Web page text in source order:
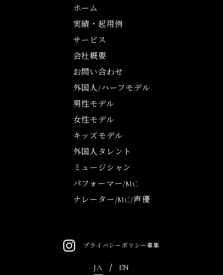
ホーム
実績・起用例
サービス
会社概要
お問い合わせ
外国人/ハーフモデル
男性モデル
女性モデル
キッズモデル
外国人タレント
ミュージシャン
パフォーマー/MC
ナレーター/MC/声優
プライバシーポリシー募集
JA EN